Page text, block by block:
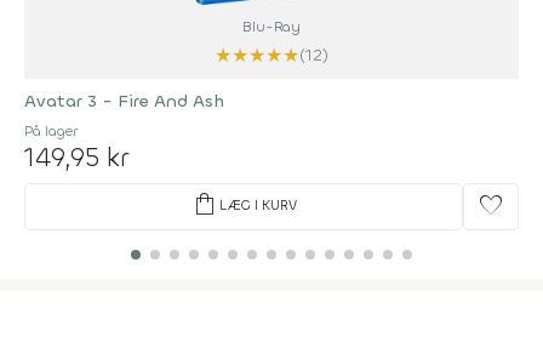
Blu-Ray
★★★★★(12)
Avatar 3 - Fire And Ash
På lager
149,95 kr
shopping_bag LÆG I KURV favorite